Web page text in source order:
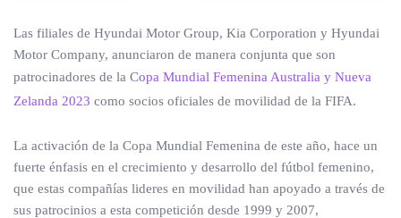
Las filiales de Hyundai Motor Group, Kia Corporation y Hyundai
Motor Company, anunciaron de manera conjunta que son
patrocinadores de la Copa Mundial Femenina Australia y Nueva
Zelanda 2023 como socios oficiales de movilidad de la FIFA.
La activación de la Copa Mundial Femenina de este año, hace un
fuerte énfasis en el crecimiento y desarrollo del fútbol femenino,
que estas compañías lideres en movilidad han apoyado a través de
sus patrocinios a esta competición desde 1999 y 2007,